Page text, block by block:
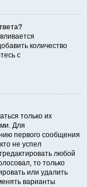
количество
с
только их
Для
первого сообщения
не успел
любой
то только
или удалить
варианты